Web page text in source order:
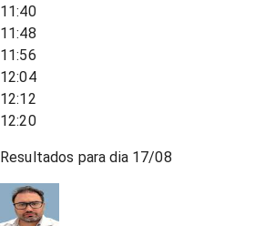
11:40
11:48
11:56
12:04
12:12
12:20
Resultados para dia 17/08